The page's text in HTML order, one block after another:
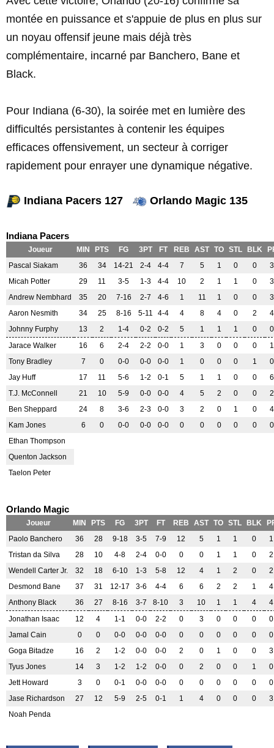
montée en puissance et s'appuie de plus en plus sur
un noyau offensif jeune mais déjà très
complémentaire, incarné par Banchero, Bane et
Black.
Pour Indiana (6-30), la soirée met en lumière des
difficultés persistantes à contenir les équipes
efficaces offensivement, un secteur à corriger
rapidement pour enrayer une dynamique négative.
Indiana Pacers 127 Orlando Magic 135
Indiana Pacers
Joueur MIN PTS FG 3PT FT REB AST TO STL BLK
Pascal Siakam
36 34 14-21 2-4 4-4 7 5 1 0 0
3
Micah Potter
29 11 3-5 1-3 4-4 10 2 1 1 0
3
Andrew Nembhard
35 20 7-16 2-7 4-6 1 11 1 0 0
3
Aaron Nesmith
34 25 8-16 5-11 4-4 4 8 4 0 2
4
Johnny Furphy
13 2 1-4 0-2 0-2 5 1 1 1 0
0
Jarace Walker
16 6 2-4 2-2 0-0 1 3 0 0 0
1
Tony Bradley
7 0 0-0 0-0 0-0 1 0 0 0 1
0
Jay Huff
17 11 5-6 1-2 0-1 5 1 1 0 0
6
T.J. McConnell
21 10 5-9 0-0 0-0 4 5 2 0 0
2
Ben Sheppard
24 8 3-6 2-3 0-0 3 2 0 1 0
4
Kam Jones
6 0 0-0 0-0 0-0 0 0 0 0 0
0
Ethan Thompson
Quenton Jackson
Taelon Peter
Orlando Magic
Joueur MIN PTS FG 3PT FT REB AST TO STL BLK
Paolo Banchero
36 28 9-18 3-5 7-9 12 5 1 1 0
1
Tristan da Silva
28 10 4-8 2-4 0-0 0 0 1 1 0
2
Wendell Carter Jr.
32 18 6-10 1-3 5-8 12 4 1 2 0
2
Desmond Bane
37 31 12-17 3-6 4-4 6 6 2 2 1
4
Anthony Black
36 27 8-16 3-7 8-10 3 10 1 1 4
4
Jonathan Isaac
12 4 1-1 0-0 2-2 0 3 0 0 0
0
Jamal Cain
0 0 0-0 0-0 0-0 0 0 0 0 0
0
Goga Bitadze
16 2 1-2 0-0 0-0 2 0 1 0 0
3
Tyus Jones
14 3 1-2 1-2 0-0 0 2 0 0 1
0
Jett Howard
3 0 0-1 0-0 0-0 0 0 0 0 0
0
Jase Richardson
27 12 5-9 2-5 0-1 1 4 0 0 0
3
Noah Penda